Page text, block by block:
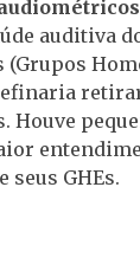
auditiva
(Grupos
Houve
GHEs.